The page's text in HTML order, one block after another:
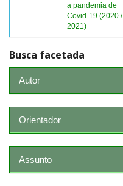
a pandemia de
Covid-19 (2020 /
2021)
Busca facetada
Autor
Orientador
Assunto